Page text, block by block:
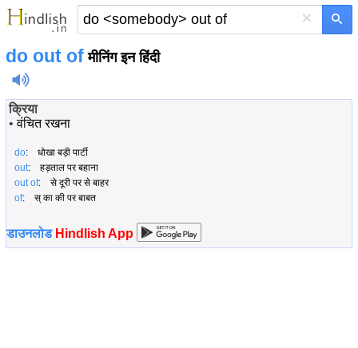
×
do out of मीनिंग इन हिंदी
क्रिया
•वंचित रखना
do: धोखा बड़ी पार्टी
out: हड़ताल पर बहाना
out of: से दूरी पर से बाहर
of: स् का की पर बाबत
डाउनलोड Hindlish App